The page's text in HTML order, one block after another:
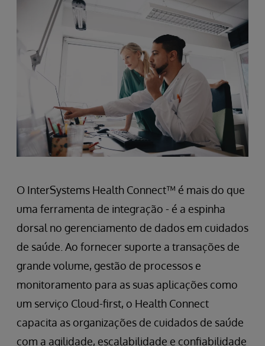
O InterSystems Health Connect™ é mais do que
uma ferramenta de integração - é a espinha
dorsal no gerenciamento de dados em cuidados
de saúde. Ao fornecer suporte a transações de
grande volume, gestão de processos e
monitoramento para as suas aplicações como
um serviço Cloud-first, o Health Connect
capacita as organizações de cuidados de saúde
com a agilidade, escalabilidade e confiabilidade